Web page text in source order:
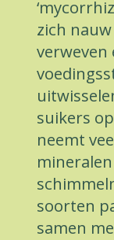
zich
verweven
suikers
neemt
soorten
samen